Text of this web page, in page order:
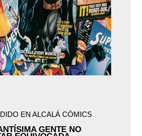
EN ALCALÁ CÓMICS
GENTE NO